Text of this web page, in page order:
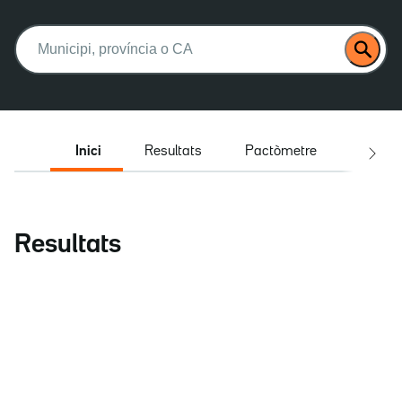
Buscar:
Inici Resultats Pactòmetre
Resultats